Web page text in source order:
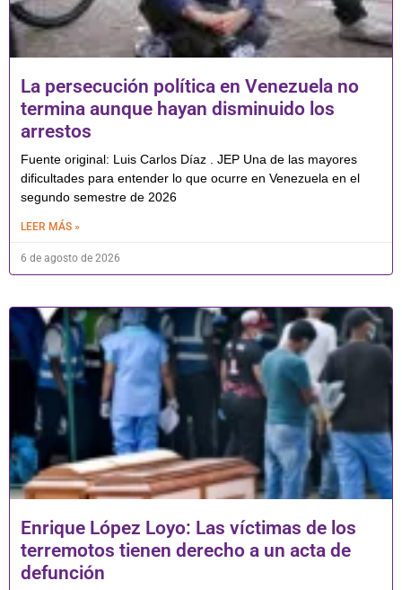
La persecución política en Venezuela no
termina aunque hayan disminuido los
arrestos
Fuente original: Luis Carlos Díaz . JEP Una de las mayores
dificultades para entender lo que ocurre en Venezuela en el
segundo semestre de 2026
LEER MÁS »
6 de agosto de 2026
Enrique López Loyo: Las víctimas de los
terremotos tienen derecho a un acta de
defunción